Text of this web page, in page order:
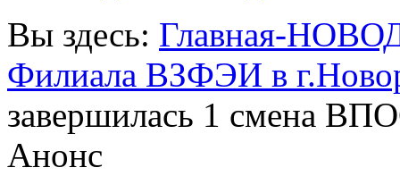
Вы здесь: Главная-
Филиала ВЗФЭИ в
завершилась 1 смена
Анонс